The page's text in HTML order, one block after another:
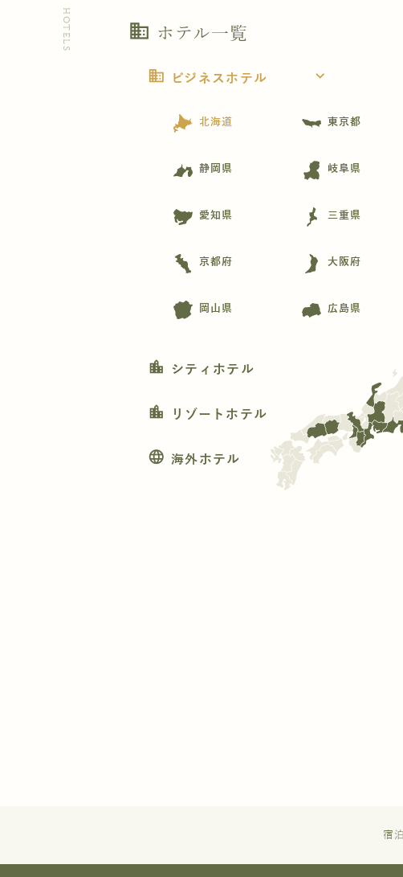
HOTELS business ホテル一覧
business ビジネスホテル expand_more
北海道 東京都
静岡県 岐阜県
愛知県 三重県
京都府 大阪府
岡山県 広島県
location_city シティホテル
location_city リゾートホテル
language 海外ホテル
宿